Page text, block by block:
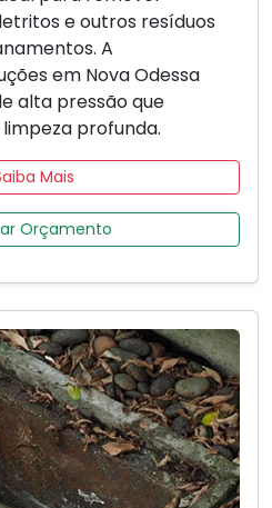
e outros resíduos
A
em Nova Odessa
alta pressão que
profunda.
Mais
Orçamento